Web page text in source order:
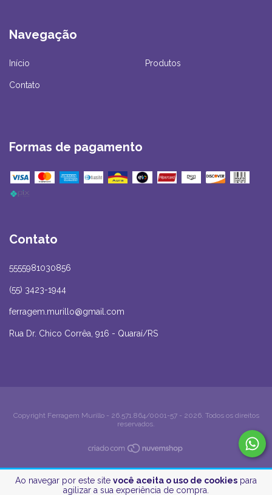
Ao navegar por este site você aceita o uso de cookies para
agilizar a sua experiência de compra.
Navegação
Início Produtos
Contato
Formas de pagamento
Contato
5555981030856
(55) 3423-1944
ferragem.murillo@gmail.com
Rua Dr. Chico Corrêa, 916 - Quaraí/RS
Copyright Ferragem Murillo - 26.571.864/0001-57 - 2026. Todos os direitos
reservados.